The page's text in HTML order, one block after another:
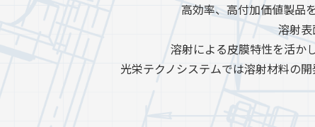
高効率、高付加価値製品
溶射表
溶射による皮膜特性を活か
光栄テクノシステムでは溶射材料の